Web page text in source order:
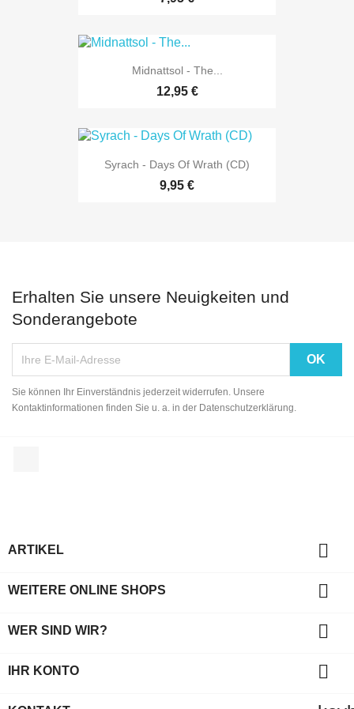
Midnattsol - The...
12,95 €
Syrach - Days Of Wrath (CD)
9,95 €
Erhalten Sie unsere Neuigkeiten und
Sonderangebote
Sie können Ihr Einverständnis jederzeit widerrufen. Unsere
Kontaktinformationen finden Sie u. a. in der Datenschutzerklärung.
ARTIKEL 
WEITERE ONLINE SHOPS 
WER SIND WIR? 
IHR KONTO 